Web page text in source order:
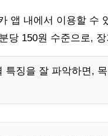
앱 내에서 이용할 수
당 150원 수준으로,
특징을 잘 파악하면,